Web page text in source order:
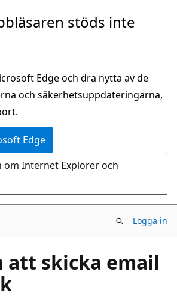
stöds inte
Edge och dra nytta av de
och säkerhetsuppdateringarna,
Edge
Internet Explorer och
Logga in
att skicka email